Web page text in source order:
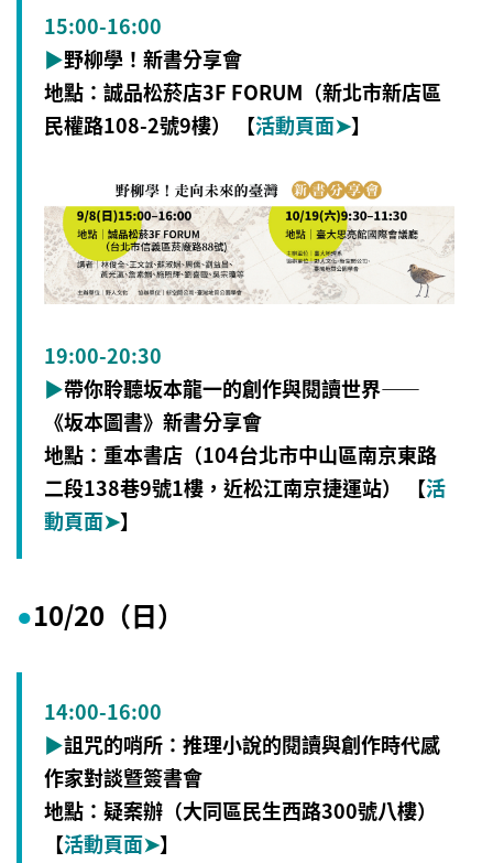
15:00-16:00
▶野柳學！新書分享會
地點：誠品松菸店3F FORUM（新北市新店區
民權路108-2號9樓） 【活動頁面➤】
19:00-20:30
▶帶你聆聽坂本龍一的創作與閱讀世界——
《坂本圖書》新書分享會
地點：重本書店（104台北市中山區南京東路
二段138巷9號1樓，近松江南京捷運站） 【活
動頁面➤】
●10/20（日）
14:00-16:00
▶詛咒的哨所 ： 推理小說的閱讀與創作時代感
作家對談曁簽書會
地點：疑案辦（大同區民生西路300號八樓）
【活動頁面➤】